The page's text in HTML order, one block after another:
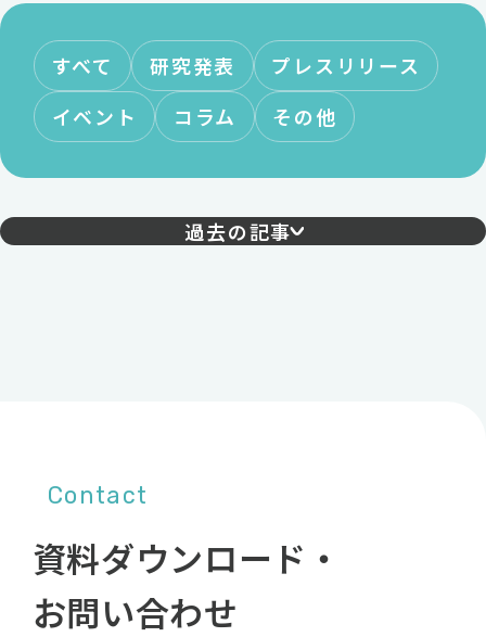
すべて 研究発表
プレスリリース
イベント
コラム その他
過去の記事
Contact
資料ダウンロード・
お問い合わせ